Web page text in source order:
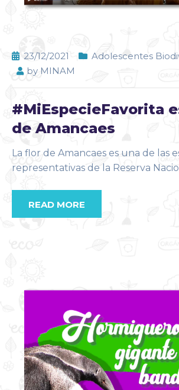
23/12/2021
Adolescentes
by MINAM
#MiEspecieFavorita
de Amancaes
La flor de Amancaes es una de las
representativas de la Reserva
READ MORE